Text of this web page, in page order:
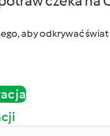
aby odkrywać